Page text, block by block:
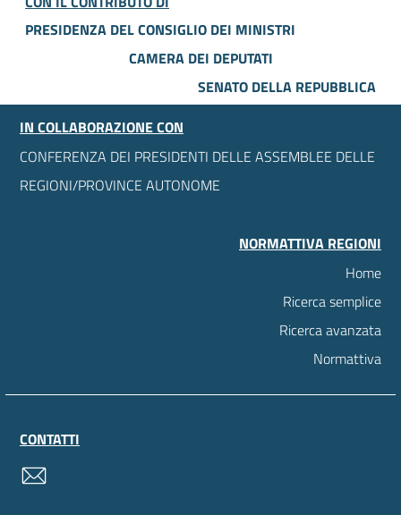
PRESIDENZA DEL CONSIGLIO DEI MINISTRI
CAMERA DEI DEPUTATI
SENATO DELLA REPUBBLICA
IN COLLABORAZIONE CON
CONFERENZA DEI PRESIDENTI DELLE ASSEMBLEE DELLE
REGIONI/PROVINCE AUTONOME
NORMATTIVA REGIONI
Home
Ricerca semplice
Ricerca avanzata
Normattiva
CONTATTI